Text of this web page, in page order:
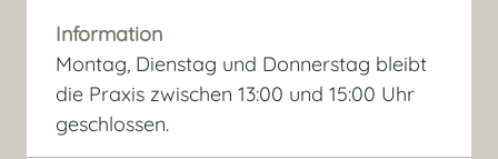
Information
Montag, Dienstag und Donnerstag bleibt
die Praxis zwischen 13:00 und 15:00 Uhr
geschlossen.